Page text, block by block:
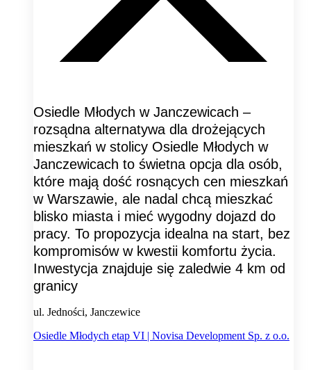
Osiedle Młodych w Janczewicach –
rozsądna alternatywa dla drożejących
mieszkań w stolicy Osiedle Młodych w
Janczewicach to świetna opcja dla osób,
które mają dość rosnących cen mieszkań
w Warszawie, ale nadal chcą mieszkać
blisko miasta i mieć wygodny dojazd do
pracy. To propozycja idealna na start, bez
kompromisów w kwestii komfortu życia.
Inwestycja znajduje się zaledwie 4 km od
granicy
ul. Jedności, Janczewice
Osiedle Młodych etap VI | Novisa Development Sp. z o.o.